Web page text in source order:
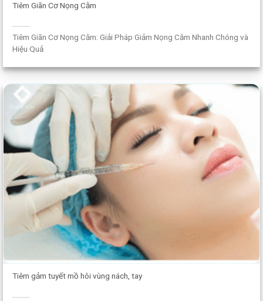
Tiêm Giãn Cơ Nọng Cằm
Tiêm Giãn Cơ Nọng Cằm: Giải Pháp Giảm Nọng Cằm Nhanh Chóng và
Hiệu Quả
Tiêm gảm tuyết mồ hôi vùng nách, tay